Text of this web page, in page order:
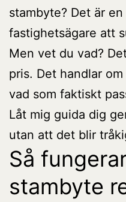
stambyte? Det är
fastighetsägare att
Men vet du vad?
pris. Det handlar
vad som faktiskt
Låt mig guida dig
utan att det blir
Så
stambyte